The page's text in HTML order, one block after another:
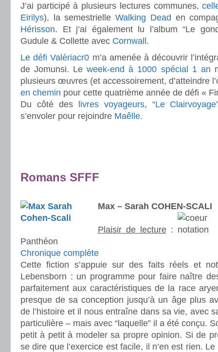
J’ai participé à plusieurs lectures communes,
Eirilys), la semestrielleWalking Dead en
Hérisson. Et j’ai également lu l’album “Le
Gudule & Collette avec Cornwall .
Le défi Valériacr0 m’a amenée à découvrir
de Jomunsi. Leweek-end à 1000 spécial 1 an
plusieurs œuvres (et accessoirement, d’atteindre
en chemin pour cette quatrième année de défi «
Du côté des
livres voyageurs, “Le Clairvoyage
s’envoler pour rejoindre Maêlle.
Romans SFFF
Max – Sarah COHEN-SCALI
Plaisir de lecture:
Panthéon
Chronique complète
Cette fiction s’appuie sur des faits réels et
Lebensborn : un programme pour faire naître
parfaitement aux caractéristiques de la race
presque de sa conception jusqu’à un âge plus
de l’histoire et il nous entraîne dans sa vie, avec
particulière – mais avec “laquelle” il a été conçu.
petit à petit à modeler sa propre opinion. Si de
se dire que l’exercice est facile, il n’en est rien.